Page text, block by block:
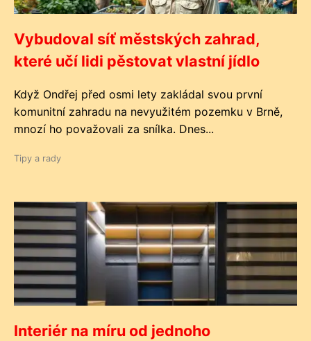
Vybudoval síť městských zahrad,
které učí lidi pěstovat vlastní jídlo
Když Ondřej před osmi lety zakládal svou první
komunitní zahradu na nevyužitém pozemku v Brně,
mnozí ho považovali za snílka. Dnes...
Tipy a rady
Interiér na míru od jednoho